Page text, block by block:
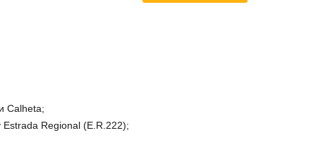
Calheta;
Estrada Regional (E.R.222);